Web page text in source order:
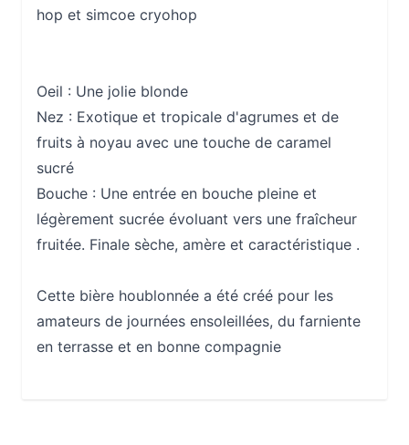
hop et simcoe cryohop
Oeil : Une jolie blonde
Nez : Exotique et tropicale d'agrumes et de
fruits à noyau avec une touche de caramel
sucré
Bouche : Une entrée en bouche pleine et
légèrement sucrée évoluant vers une fraîcheur
fruitée. Finale sèche, amère et caractéristique .
Cette bière houblonnée a été créé pour les
amateurs de journées ensoleillées, du farniente
en terrasse et en bonne compagnie